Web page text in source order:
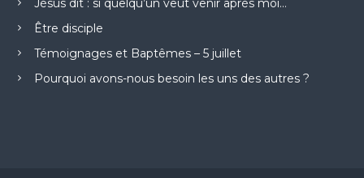
Jésus dit : si quelqu’un veut venir après moi…
Être disciple
Témoignages et Baptêmes – 5 juillet
Pourquoi avons-nous besoin les uns des autres ?